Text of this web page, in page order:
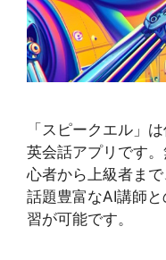
「スピークエル」
英会話アプリです
心者から上級者まで
話題豊富なAI講師
習が可能です。